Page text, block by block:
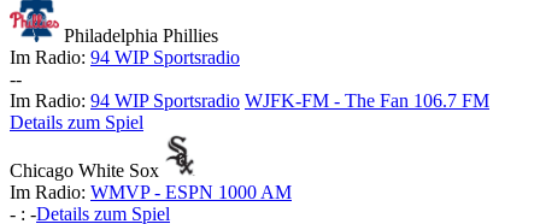
Philadelphia Phillies
Im Radio: 94 WIP Sportsradio
--
Im Radio: 94 WIP Sportsradio WJFK-FM - The Fan 106.7 FM
Details zum Spiel
Chicago White Sox
Im Radio: WMVP - ESPN 1000 AM
- : -Details zum Spiel